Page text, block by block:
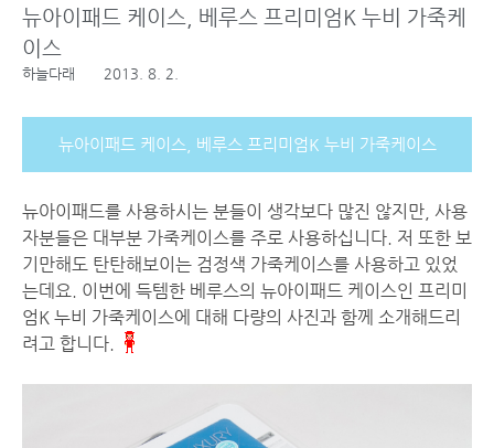
뉴아이패드 케이스, 베루스 프리미엄K 누비 가죽케
이스
하늘다래 2013. 8. 2.
뉴아이패드 케이스, 베루스 프리미엄K 누비 가죽케이스
뉴아이패드를 사용하시는 분들이 생각보다 많진 않지만, 사용
자분들은 대부분 가죽케이스를 주로 사용하십니다. 저 또한 보
기만해도 탄탄해보이는 검정색 가죽케이스를 사용하고 있었
는데요. 이번에 득템한 베루스의 뉴아이패드 케이스인 프리미
엄K 누비 가죽케이스에 대해 다량의 사진과 함께 소개해드리
려고 합니다.